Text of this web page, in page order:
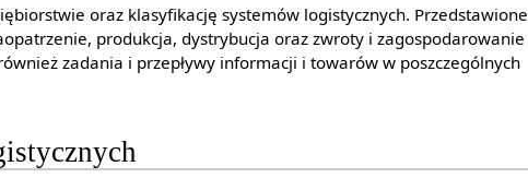
oraz klasyfikację systemów logistycznych. Przedstawione
produkcja, dystrybucja oraz zwroty i zagospodarowanie
zadania i przepływy informacji i towarów w poszczególnych